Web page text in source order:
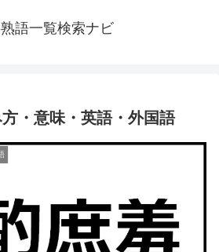
語一覧検索ナビ
・意味・英語・外国語